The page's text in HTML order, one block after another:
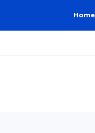
Home